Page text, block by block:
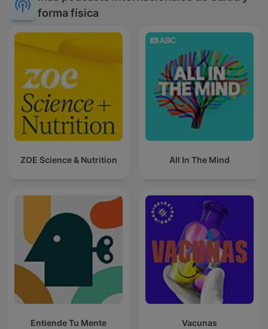
forma física
ZOE Science & Nutrition All In The Mind
Entiende Tu Mente Vacunas